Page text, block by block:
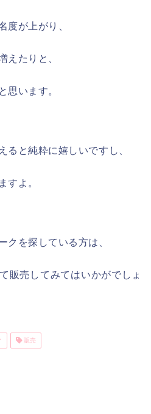
度が上がり、
えたりと、
思います。
ると純粋に嬉しいですし、
すよ。
クを探している方は、
販売してみてはいかがでしょ
販売